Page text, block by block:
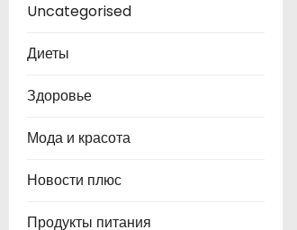
Uncategorised
Диеты
Здоровье
Мода и красота
Новости плюс
Продукты питания